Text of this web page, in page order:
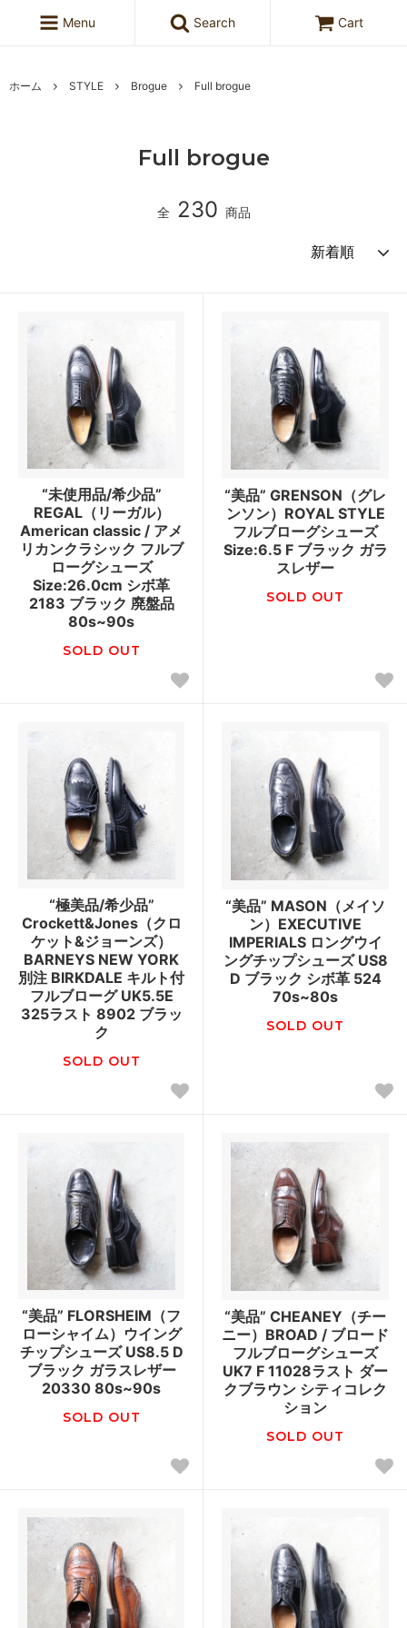
Menu Search Cart
ホーム STYLE Brogue Full brogue
Full brogue
全 230 商品
“未使用品/希少品”
REGAL（リーガル）
American classic / アメ
リカンクラシック フルブ
ローグシューズ
Size:26.0cm シボ革
2183 ブラック 廃盤品
80s~90s
SOLD OUT
“美品” GRENSON（グレ
ンソン）ROYAL STYLE
フルブローグシューズ
Size:6.5 F ブラック ガラ
スレザー
SOLD OUT
“極美品/希少品”
Crockett&Jones（クロ
ケット&ジョーンズ）
BARNEYS NEW YORK
別注 BIRKDALE キルト付
フルブローグ UK5.5E
325ラスト 8902 ブラッ
ク
SOLD OUT
“美品” MASON（メイソ
ン）EXECUTIVE
IMPERIALS ロングウイ
ングチップシューズ US8
D ブラック シボ革 524
70s~80s
SOLD OUT
“美品” FLORSHEIM（フ
ローシャイム）ウイング
チップシューズ US8.5 D
ブラック ガラスレザー
20330 80s~90s
SOLD OUT
“美品” CHEANEY（チー
ニー）BROAD / ブロード
フルブローグシューズ
UK7 F 11028ラスト ダー
クブラウン シティコレク
ション
SOLD OUT